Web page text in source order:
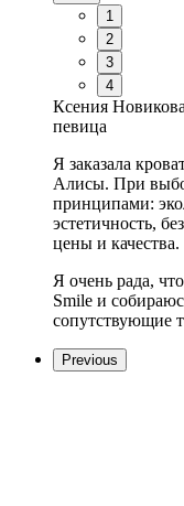
1
2
3
4
Ксения
певица
Я заказала
Алисы. При
принципами:
эстетичность,
цены и качества.
Я очень рада,
Smile и
сопутствующие
Previous